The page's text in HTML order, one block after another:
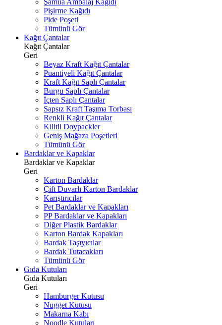
Şamua Ambalaj Kağıdı
Pişirme Kağıdı
Pide Poşeti
Tümünü Gör
Kağıt Çantalar
Kağıt Çantalar
Geri
Beyaz Kraft Kağıt Çantalar
Puantiyeli Kağıt Çantalar
Kraft Kağıt Saplı Çantalar
Burgu Saplı Çantalar
İçten Saplı Çantalar
Sapsız Kraft Taşıma Torbası
Renkli Kağıt Çantalar
Kilitli Doypackler
Geniş Mağaza Poşetleri
Tümünü Gör
Bardaklar ve Kapaklar
Bardaklar ve Kapaklar
Geri
Karton Bardaklar
Çift Duvarlı Karton Bardaklar
Karıştırıcılar
Pet Bardaklar ve Kapakları
PP Bardaklar ve Kapakları
Diğer Plastik Bardaklar
Karton Bardak Kapakları
Bardak Taşıyıcılar
Bardak Tutacakları
Tümünü Gör
Gıda Kutuları
Gıda Kutuları
Geri
Hamburger Kutusu
Nugget Kutusu
Makarna Kabı
Noodle Kutuları